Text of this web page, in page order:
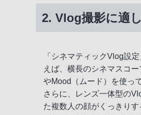
2. Vlog撮影に適
「シネマティックVlog設
えば、横長のシネマスコ
やMood（ムード）を使っ
さらに、レンズ一体型の
た複数人の顔がくっきり